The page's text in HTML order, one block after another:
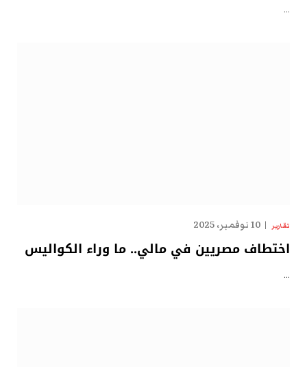
…
تقارير 10 نوفمبر، 2025
اختطاف مصريين في مالي.. ما وراء الكواليس
…